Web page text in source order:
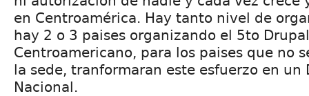
en Centroamérica. Hay tanto nivel de
hay 2 o 3 paises organizando el 5to
Centroamericano, para los paises que no
la sede, tranformaran este esfuerzo en un
Nacional.